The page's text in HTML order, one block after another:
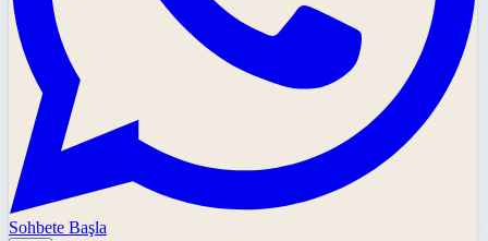
Sohbete Başla